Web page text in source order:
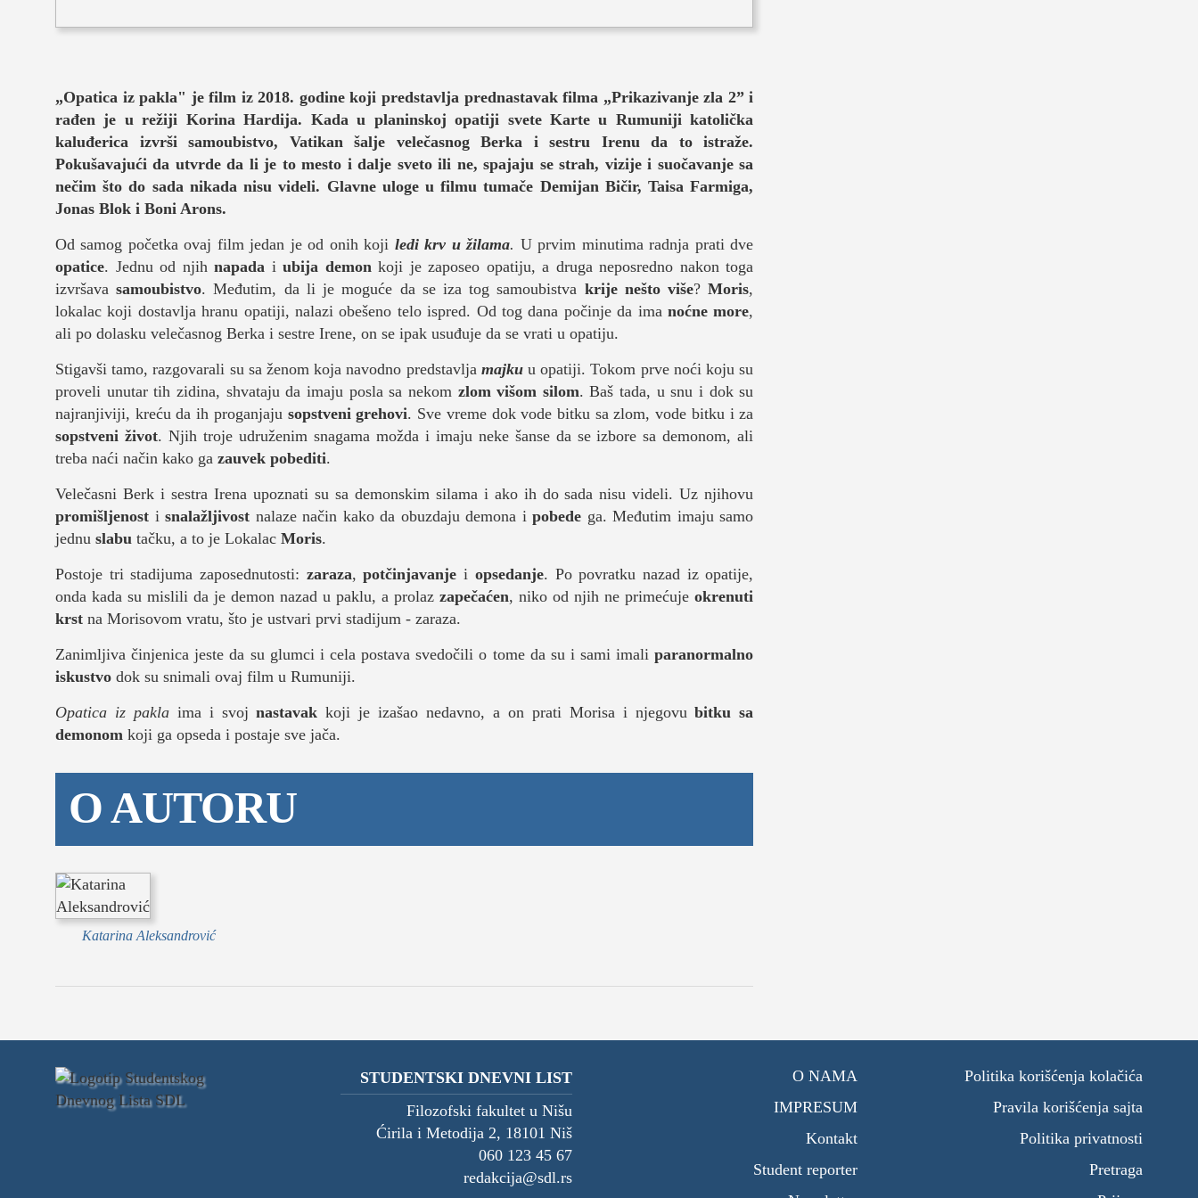
muzika
moda i stil
studenti
organizacije
fakulteti
studentski život
zdravlje
it
kolumna
sdl podkast
STUDENTSKI DNEVNI LIST
o nama
impresum
kontakt
„Opatica iz pakla" je film iz 2018. godine koji predstavlja prednastavak filma „Prikazivanje zla 2” i
rađen je u režiji Korina Hardija. Kada u planinskoj opatiji svete Karte u Rumuniji katolička
kaluđerica izvrši samoubistvo, Vatikan šalje velečasnog Berka i sestru Irenu da to istraže.
Pokušavajući da utvrde da li je to mesto i dalje sveto ili ne, spajaju se strah, vizije i suočavanje sa
nečim što do sada nikada nisu videli. Glavne uloge u filmu tumače Demijan Bičir, Taisa Farmiga,
Jonas Blok i Boni Arons.
Od samog početka ovaj film jedan je od onih koji ledi krv u žilama. U prvim minutima radnja prati dve
opatice. Jednu od njihnapada iubija demonkoji je zaposeo opatiju, a druga neposredno nakon toga
izvršavasamoubistvo. Međutim, da li je moguće da se iza tog samoubistva krije nešto više?Moris,
lokalac koji dostavlja hranu opatiji, nalazi obešeno telo ispred. Od tog dana počinje da ima noćne more,
ali po dolasku velečasnog Berka i sestre Irene, on se ipak usuđuje da se vrati u opatiju.
Stigavši tamo, razgovarali su sa ženom koja navodno predstavlja majkuu opatiji. Tokom prve noći koju su
proveli unutar tih zidina, shvataju da imaju posla sa nekom zlom višom silom. Baš tada, u snu i dok su
najranjiviji, kreću da ih proganjaju sopstveni grehovi. Sve vreme dok vode bitku sa zlom, vode bitku i za
sopstveni život. Njih troje udruženim snagama možda i imaju neke šanse da se izbore sa demonom, ali
treba naći način kako ga zauvek pobediti.
Velečasni Berk i sestra Irena upoznati su sa demonskim silama i ako ih do sada nisu videli. Uz njihovu
promišljenost isnalažljivost nalaze način kako da obuzdaju demona ipobede ga. Međutim imaju samo
jednu slabu tačku, a to je Lokalac Moris.
Postoje tri stadijuma zaposednutosti: zaraza,potčinjavanje i opsedanje. Po povratku nazad iz opatije,
onda kada su mislili da je demon nazad u paklu, a prolazzapečaćen, niko od njih ne primećujeokrenuti
krst na Morisovom vratu, što je ustvari prvi stadijum - zaraza.
Zanimljiva činjenica jeste da su glumci i cela postava svedočili o tome da su i sami imaliparanormalno
iskustvo dok su snimali ovaj film u Rumuniji.
Opatica iz paklaima i svojnastavak koji je izašao nedavno, a on prati Morisa i njegovubitku sa
demonom koji ga opseda i postaje sve jača.
O AUTORU
Katarina Aleksandrović
STUDENTSKI DNEVNI LIST
Filozofski fakultet u Nišu
Ćirila i Metodija 2, 18101 Niš
060 123 45 67
redakcija@sdl.rs
O NAMA
IMPRESUM
Kontakt
Student reporter
Politika korišćenja kolačića
Pravila korišćenja sajta
Politika privatnosti
Pretraga